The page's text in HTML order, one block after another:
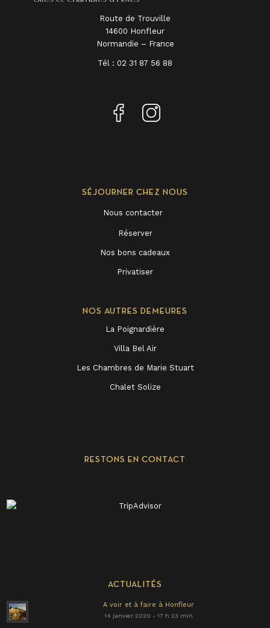
Route de Trouville
14600 Honfleur
Normandie – France
Tél : 02 31 87 56 88
SÉJOURNER CHEZ NOUS
Nous contacter
Réserver
Nos bons cadeaux
Privatiser
NOS AUTRES DEMEURES
La Poignardière
Villa Bel Air
Les Chambres de Marie Stuart
Chalet Solize
RESTONS EN CONTACT
ACTUALITÉS
A voir et à faire à Honfleur
14 janvier 2020 - 17 h 23 min